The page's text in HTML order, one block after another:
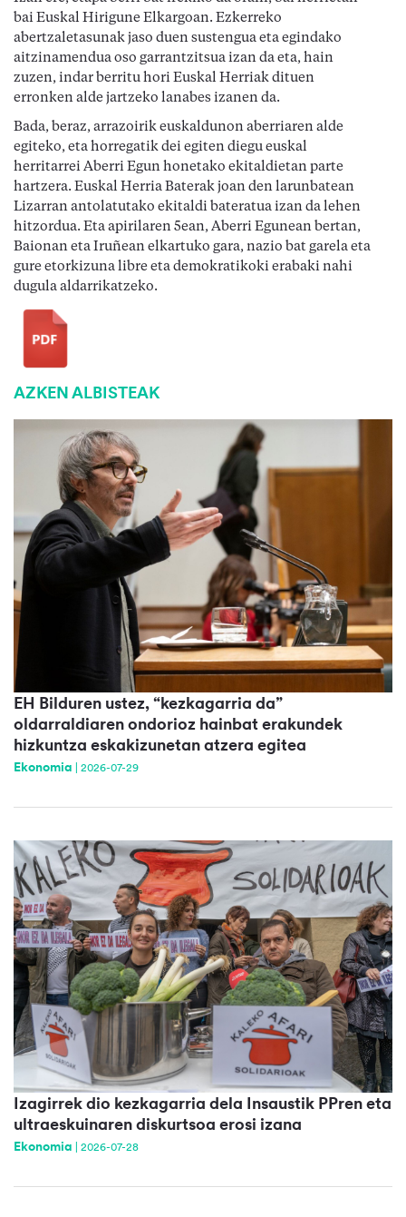
bai Euskal Hirigune Elkargoan. Ezkerreko
abertzaletasunak jaso duen sustengua eta egindako
aitzinamendua oso garrantzitsua izan da eta, hain
zuzen, indar berritu hori Euskal Herriak dituen
erronken alde jartzeko lanabes izanen da.
Bada, beraz, arrazoirik euskaldunon aberriaren alde
egiteko, eta horregatik dei egiten diegu euskal
herritarrei Aberri Egun honetako ekitaldietan parte
hartzera. Euskal Herria Baterak joan den larunbatean
Lizarran antolatutako ekitaldi bateratua izan da lehen
hitzordua. Eta apirilaren 5ean, Aberri Egunean bertan,
Baionan eta Iruñean elkartuko gara, nazio bat garela eta
gure etorkizuna libre eta demokratikoki erabaki nahi
dugula aldarrikatzeko.
AZKEN ALBISTEAK
EH Bilduren ustez, “kezkagarria da”
oldarraldiaren ondorioz hainbat erakundek
hizkuntza eskakizunetan atzera egitea
Ekonomia 2026-07-29
Izagirrek dio kezkagarria dela Insaustik PPren eta
ultraeskuinaren diskurtsoa erosi izana
Ekonomia 2026-07-28